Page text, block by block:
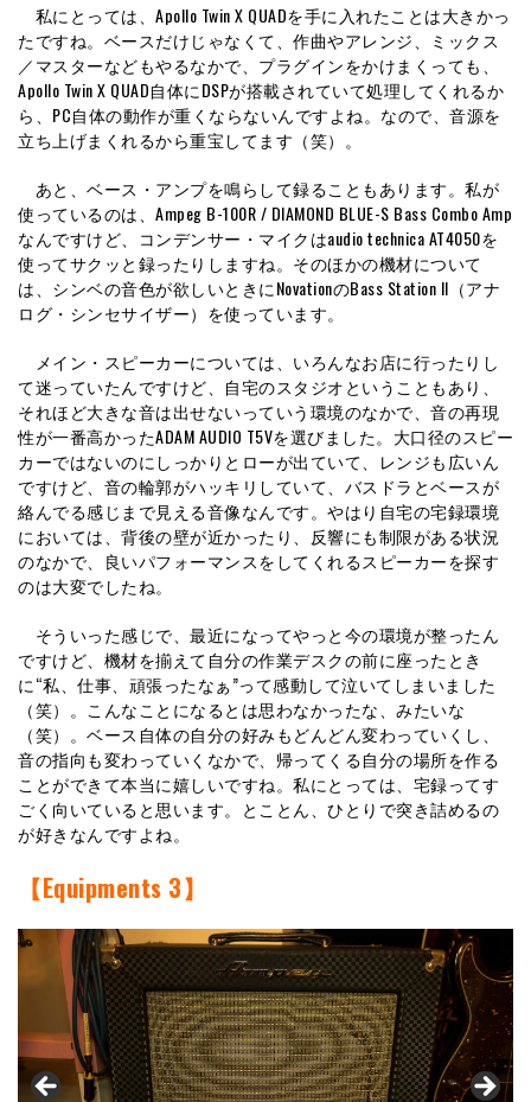
私にとっては、Apollo Twin X QUADを手に入れたことは大きかっ
たですね。ベースだけじゃなくて、作曲やアレンジ、ミックス
／マスターなどもやるなかで、プラグインをかけまくっても、
Apollo Twin X QUAD自体にDSPが搭載されていて処理してくれるか
ら、PC自体の動作が重くならないんですよね。なので、音源を
立ち上げまくれるから重宝してます（笑）。
あと、ベース・アンプを鳴らして録ることもあります。私が
使っているのは、Ampeg B-100R / DIAMOND BLUE-S Bass Combo Amp
なんですけど、コンデンサー・マイクはaudio technica AT4050を
使ってサクッと録ったりしますね。そのほかの機材について
は、シンベの音色が欲しいときにNovationのBass Station II（アナ
ログ・シンセサイザー）を使っています。
メイン・スピーカーについては、いろんなお店に行ったりし
て迷っていたんですけど、自宅のスタジオということもあり、
それほど大きな音は出せないっていう環境のなかで、音の再現
性が一番高かったADAM AUDIO T5Vを選びました。大口径のスピー
カーではないのにしっかりとローが出ていて、レンジも広いん
ですけど、音の輪郭がハッキリしていて、バスドラとベースが
絡んでる感じまで見える音像なんです。やはり自宅の宅録環境
においては、背後の壁が近かったり、反響にも制限がある状況
のなかで、良いパフォーマンスをしてくれるスピーカーを探す
のは大変でしたね。
そういった感じで、最近になってやっと今の環境が整ったん
ですけど、機材を揃えて自分の作業デスクの前に座ったとき
に“私、仕事、頑張ったなぁ”って感動して泣いてしまいました
（笑）。こんなことになるとは思わなかったな、みたいな
（笑）。ベース自体の自分の好みもどんどん変わっていくし、
音の指向も変わっていくなかで、帰ってくる自分の場所を作る
ことができて本当に嬉しいですね。私にとっては、宅録ってす
ごく向いていると思います。とことん、ひとりで突き詰めるの
が好きなんですよね。
【Equipments 3】